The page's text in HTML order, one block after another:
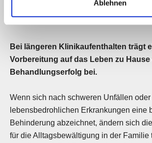
Ablehnen
Bei längeren Klinikaufenthalten trägt
Vorbereitung auf das Leben zu
Behandlungserfolg bei.
Wenn sich nach schweren Unfällen oder
lebensbedrohlichen Erkrankungen eine
Behinderung abzeichnet, ändern sich
für die Alltagsbewältigung in der Familie